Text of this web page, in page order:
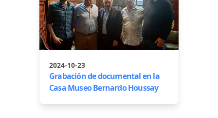
2024-10-23
Grabación de documental en la
Casa Museo Bernardo Houssay